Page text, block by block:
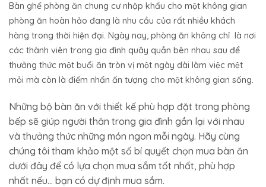
Bàn ghế phòng ăn chung cư nhập khẩu cho một không gian
phòng ăn hoàn hảo đang là nhu cầu của rất nhiều khách
hàng trong thời hiện đại. Ngày nay, phòng ăn không chỉ là nơi
các thành viên trong gia đình quây quần bên nhau sau để
thưởng thức một buổi ăn tròn vị một ngày dài làm việc mệt
mỏi mà còn là điểm nhấn ấn tượng cho một không gian sống.
Những bộ bàn ăn với thiết kế phù hợp đặt trong phòng
bếp sẽ giúp người thân trong gia đình gần lại với nhau
và thưởng thức những món ngon mỗi ngày. Hãy cùng
chúng tôi tham khảo một số bí quyết chọn mua bàn ăn
dưới đây để có lựa chọn mua sắm tốt nhất, phù hợp
nhất nếu… bạn có dự định mua sắm.